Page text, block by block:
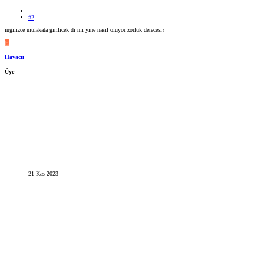
#2
ingilizce mülakata girilicek di mi yine nasıl oluyor zorluk derecesi?
H
Havacıı
Üye
21 Kas 2023